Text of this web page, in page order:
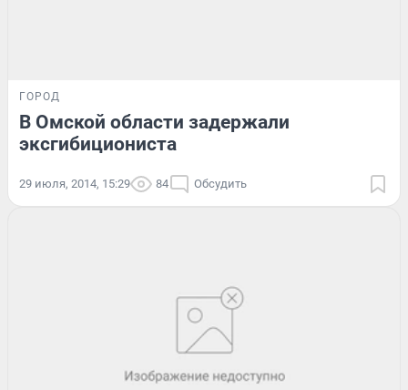
ГОРОД
В Омской области задержали
эксгибициониста
29 июля, 2014, 15:29 84 Обсудить